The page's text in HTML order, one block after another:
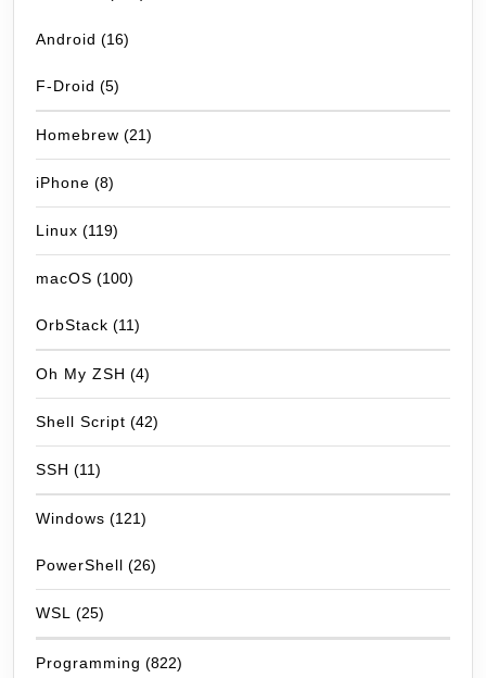
Android (16)
F-Droid (5)
Homebrew (21)
iPhone (8)
Linux (119)
macOS (100)
OrbStack (11)
Oh My ZSH (4)
Shell Script (42)
SSH (11)
Windows (121)
PowerShell (26)
WSL (25)
Programming (822)